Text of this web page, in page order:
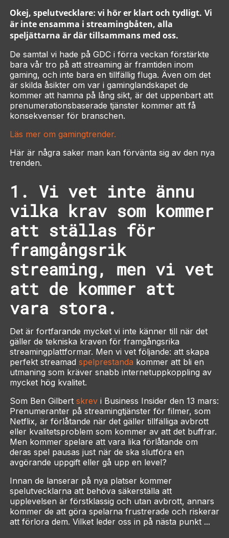
Okej, spelutvecklare: vi hör er klart och tydligt. Vi
är inte ensamma i streamingbåten, alla
speljättarna är där tillsammans med oss.
De samtal vi hade på GDC i förra veckan förstärkte
bara vår tro på att streaming är framtiden inom
gaming, och inte bara en tillfällig fluga. Även om det
är skilda åsikter om var i gaminglandskapet de
kommer att hamna på lång sikt, är det uppenbart att
prenumerationsbaserade tjänster kommer att få
konsekvenser för branschen.
Läs mer om gamingtrender.
Här är några saker man kan förvänta sig av den nya
trenden.
1. Vi vet inte ännu
vilka krav som kommer
att ställas för
framgångsrik
streaming, men vi vet
att de kommer att
vara stora.
Det är fortfarande mycket vi inte känner till när det
gäller de tekniska kraven för framgångsrika
streamingplattformar. Men vi vet följande: att skapa
perfekt streamad spelprestanda kommer att bli en
utmaning som kräver snabb internetuppkoppling av
mycket hög kvalitet.
Som Ben Gilbert skrevi Business Insiderden 13 mars:
Prenumeranter på streamingtjänster för filmer, som
Netflix, är förlåtande när det gäller tillfälliga avbrott
eller kvalitetsproblem som kommer av att det buffrar.
Men kommer spelare att vara lika förlåtande om
deras spel pausas just när de ska slutföra en
avgörande uppgift eller gå upp en level?
Innan de lanserar på nya platser kommer
spelutvecklarna att behöva säkerställa att
upplevelsen är förstklassig och utan avbrott, annars
kommer de att göra spelarna frustrerade och riskerar
att förlora dem. Vilket leder oss in på nästa punkt ...